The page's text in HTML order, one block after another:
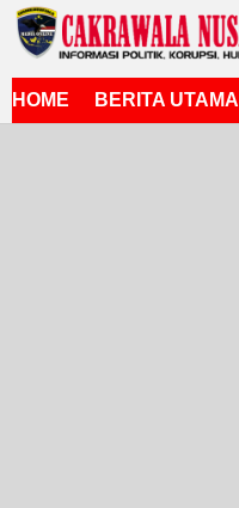
Lewati
ke
HOME
BERITA UTAMA